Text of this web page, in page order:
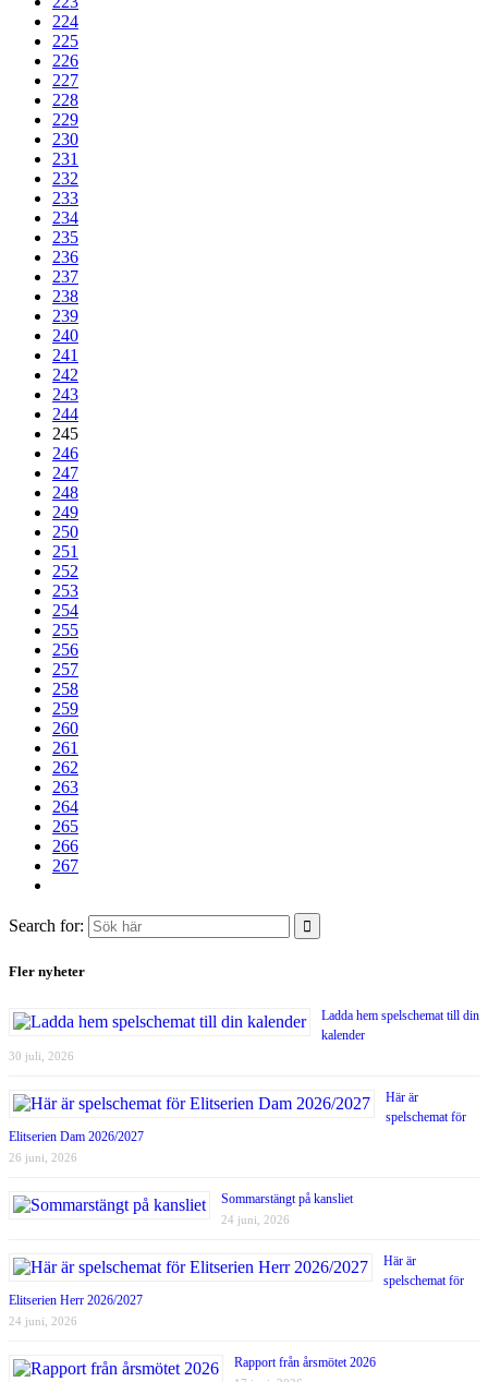
224
225
226
227
228
229
230
231
232
233
234
235
236
237
238
239
240
241
242
243
244
245
246
247
248
249
250
251
252
253
254
255
256
257
258
259
260
261
262
263
264
265
266
267
Search for:
Fler nyheter
Ladda hem spelschemat till din
kalender
30 juli, 2026
Här är
spelschemat för
Elitserien Dam 2026/2027
26 juni, 2026
Sommarstängt på kansliet
24 juni, 2026
Här är
spelschemat för
Elitserien Herr 2026/2027
24 juni, 2026
Rapport från årsmötet 2026